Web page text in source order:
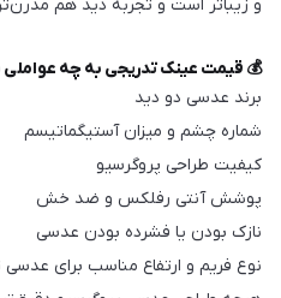
و زیباتر است و تجربه دید هم
💰 قیمت عینک تدریجی به چه عواملی
برند عدسی دو دید
شماره چشم و میزان آستیگماتیسم
کیفیت طراحی پروگرسیو
پوشش آنتی رفلکس و ضد خش
نازک بودن یا فشرده بودن عدسی
نوع فریم و ارتفاع مناسب برای عدسی